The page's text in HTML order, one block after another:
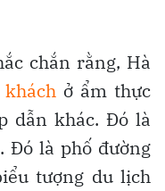
chắn rằng, Hà
ở ẩm thực
dẫn khác. Đó là
Đó là phố đường
tượng du lịch